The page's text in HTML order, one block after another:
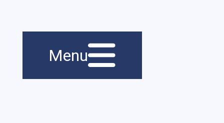
principale
Menu